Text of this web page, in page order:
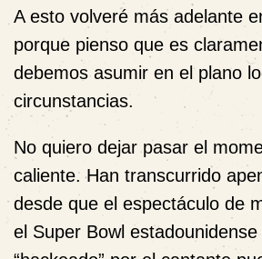
A esto volveré más adelante
porque pienso que es
debemos asumir en el plano
circunstancias.
No quiero dejar pasar el
caliente. Han transcurrido
desde que el espectáculo de
el Super Bowl